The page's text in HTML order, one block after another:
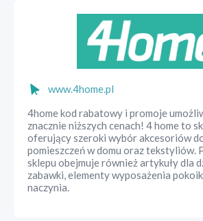
www.4home.pl
4home kod rabatowy i promoje
znacznie niższych cenach! 4 home to
oferujący szeroki wybór akcesoriów
pomieszczeń w domu oraz tekstyliów.
sklepu obejmuje również artykuły dla
zabawki, elementy wyposażenia
naczynia.